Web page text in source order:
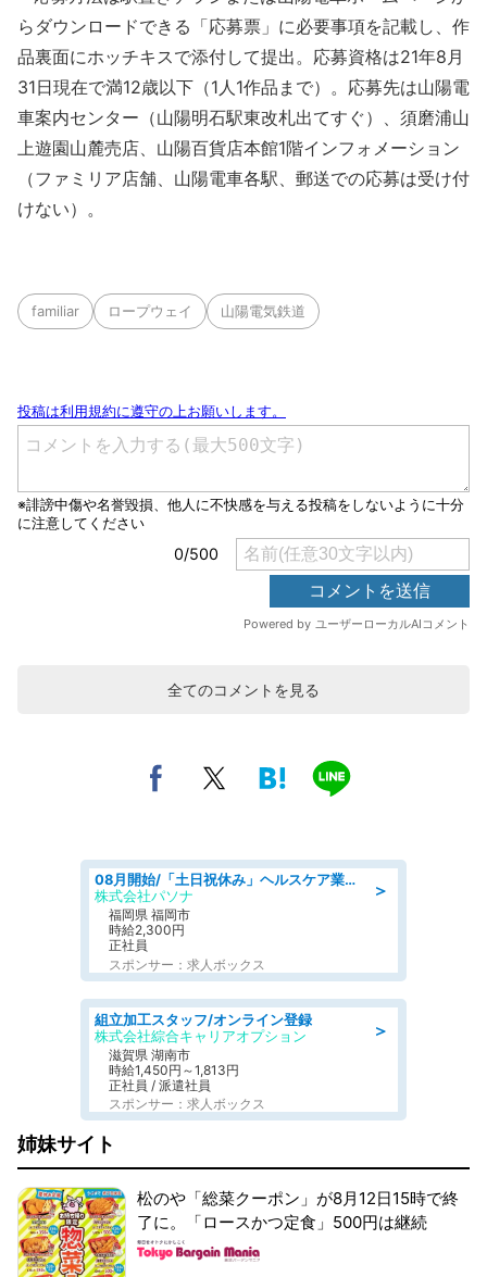
らダウンロードできる「応募票」に必要事項を記載し、作
品裏面にホッチキスで添付して提出。応募資格は21年8月
31日現在で満12歳以下（1人1作品まで）。応募先は山陽電
車案内センター（山陽明石駅東改札出てすぐ）、須磨浦山
上遊園山麓売店、山陽百貨店本館1階インフォメーション
（ファミリア店舗、山陽電車各駅、郵送での応募は受け付
けない）。
familiar ロープウェイ 山陽電気鉄道
全てのコメントを見る
＞
08月開始/「土日祝休み」ヘルスケア業界の産業保健師/高時給/未経験OK/要資格:保健師、正看護師
株式会社パソナ
福岡県 福岡市
時給2,300円
正社員
スポンサー：求人ボックス
＞
組立加工スタッフ/オンライン登録
株式会社綜合キャリアオプション
滋賀県 湖南市
時給1,450円～1,813円
正社員 / 派遣社員
スポンサー：求人ボックス
姉妹サイト
松のや「総菜クーポン」が8月12日15時で終
了に。「ロースかつ定食」500円は継続